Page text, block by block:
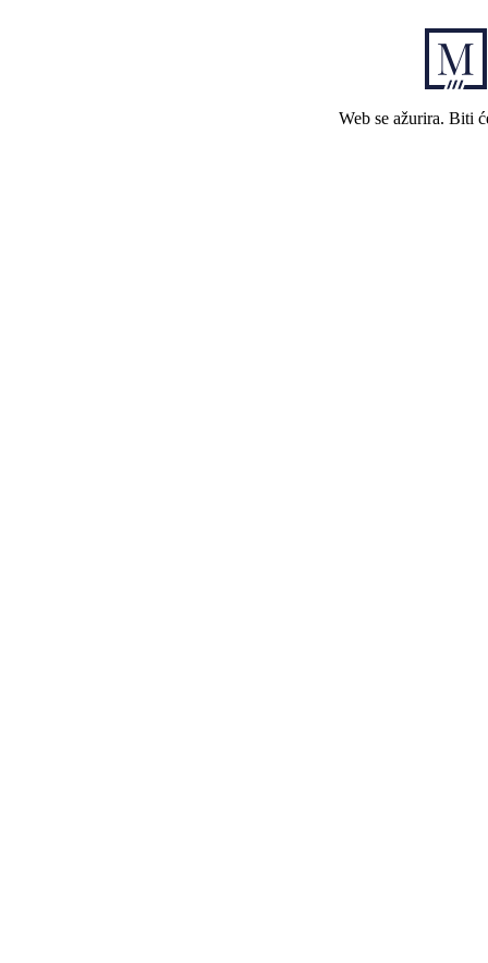
Web se ažurira. Biti